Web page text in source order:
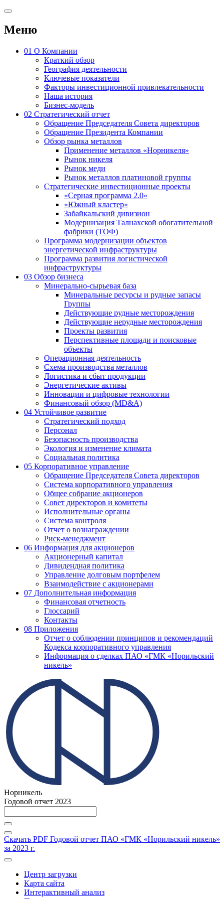
Меню
01 О Компании
Краткий обзор
География деятельности
Ключевые показатели
Факторы инвестиционной привлекательности
Наша история
Бизнес-модель
02 Стратегический отчет
Обращение Председателя Совета директоров
Обращение Президента Компании
Обзор рынка металлов
Применение металлов «Норникеля»
Рынок никеля
Рынок меди
Рынок металлов платиновой группы
Стратегические инвестиционные проекты
«Серная программа 2.0»
«Южный кластер»
Забайкальский дивизион
Модернизация Талнахской обогатительной
фабрики (ТОФ)
Программа модернизации объектов
энергетической инфраструктуры
Программа развития логистической
инфраструктуры
03 Обзор бизнеса
Минерально-сырьевая база
Минеральные ресурсы и рудные запасы
Группы
Действующие рудные месторождения
Действующие нерудные месторождения
Проекты развития
Перспективные площади и поисковые
объекты
Операционная деятельность
Схема производства металлов
Логистика и сбыт продукции
Энергетические активы
Инновации и цифровые технологии
Финансовый обзор (MD&A)
04 Устойчивое развитие
Стратегический подход
Персонал
Безопасность производства
Экология и изменение климата
Социальная политика
05 Корпоративное управление
Обращение Председателя Совета директоров
Система корпоративного управления
Общее собрание акционеров
Совет директоров и комитеты
Исполнительные органы
Система контроля
Отчет о вознаграждении
Риск-менеджмент
06 Информация для акционеров
Акционерный капитал
Дивидендная политика
Управление долговым портфелем
Взаимодействие с акционерами
07 Дополнительная информация
Финансовая отчетность
Глоссарий
Контакты
08 Приложения
Отчет о соблюдении принципов и рекомендаций
Кодекса корпоративного управления
Информация о сделках ПАО «ГМК «Норильский
никель»
Норникель
Годовой отчет 2023
Скачать PDF Годовой отчет ПАО «ГМК «Норильский никель»
за 2023 г.
Центр загрузки
Карта сайта
Интерактивный анализ